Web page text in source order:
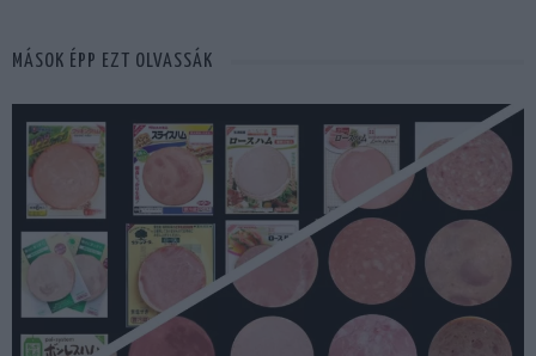
MÁSOK ÉPP EZT OLVASSÁK